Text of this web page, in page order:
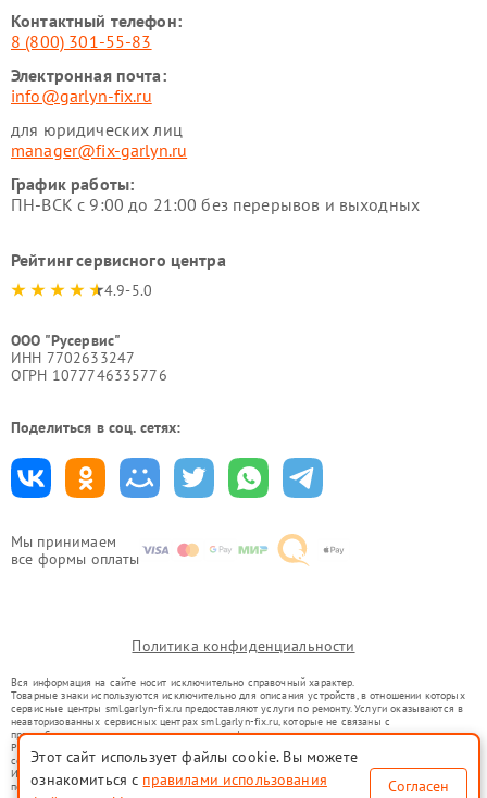
Мы принимаем
все формы оплаты
Контактный телефон:
8 (800) 301-55-83
Электронная почта:
info@garlyn-fix.ru
для юридических лиц
manager@fix-garlyn.ru
График работы:
ПН-ВСК с 9:00 до 21:00 без перерывов и выходных
Рейтинг сервисного центра
4.9-5.0
ООО "Русервис"
ИНН 7702633247
ОГРН 1077746335776
Поделиться в соц. сетях:
Политика конфиденциальности
Вся информация на сайте носит исключительно справочный характер.
Товарные знаки используются исключительно для описания устройств, в отношении которых
сервисные центры sml.garlyn-fix.ru предоставляют услуги по ремонту. Услуги оказываются в
неавторизованных сервисных центрах sml.garlyn-fix.ru, которые не связаны с
правообладателями товарных знаков или их официальными представителями.
Ремонт осуществляется для устройств, уже введенных в гражданский оборот в соответствии
со статьей 1487 ГК РФ.
Использование товарных знаков не преследует цели индивидуализации услуг или введения
потребителей в заблуждение, а служит для информирования о предоставляемых услугах по
Этот сайт использует файлы cookie. Вы можете
ознакомиться с правилами использования
Согласен